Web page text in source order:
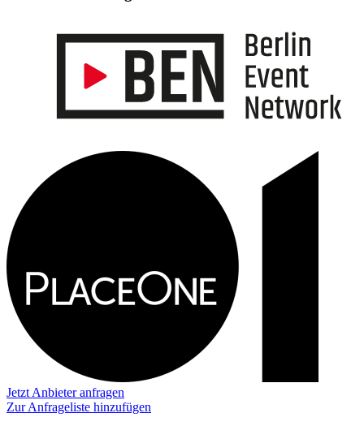
Informationen
Jetzt Anbieter anfragen
Zur Anfrageliste hinzufügen